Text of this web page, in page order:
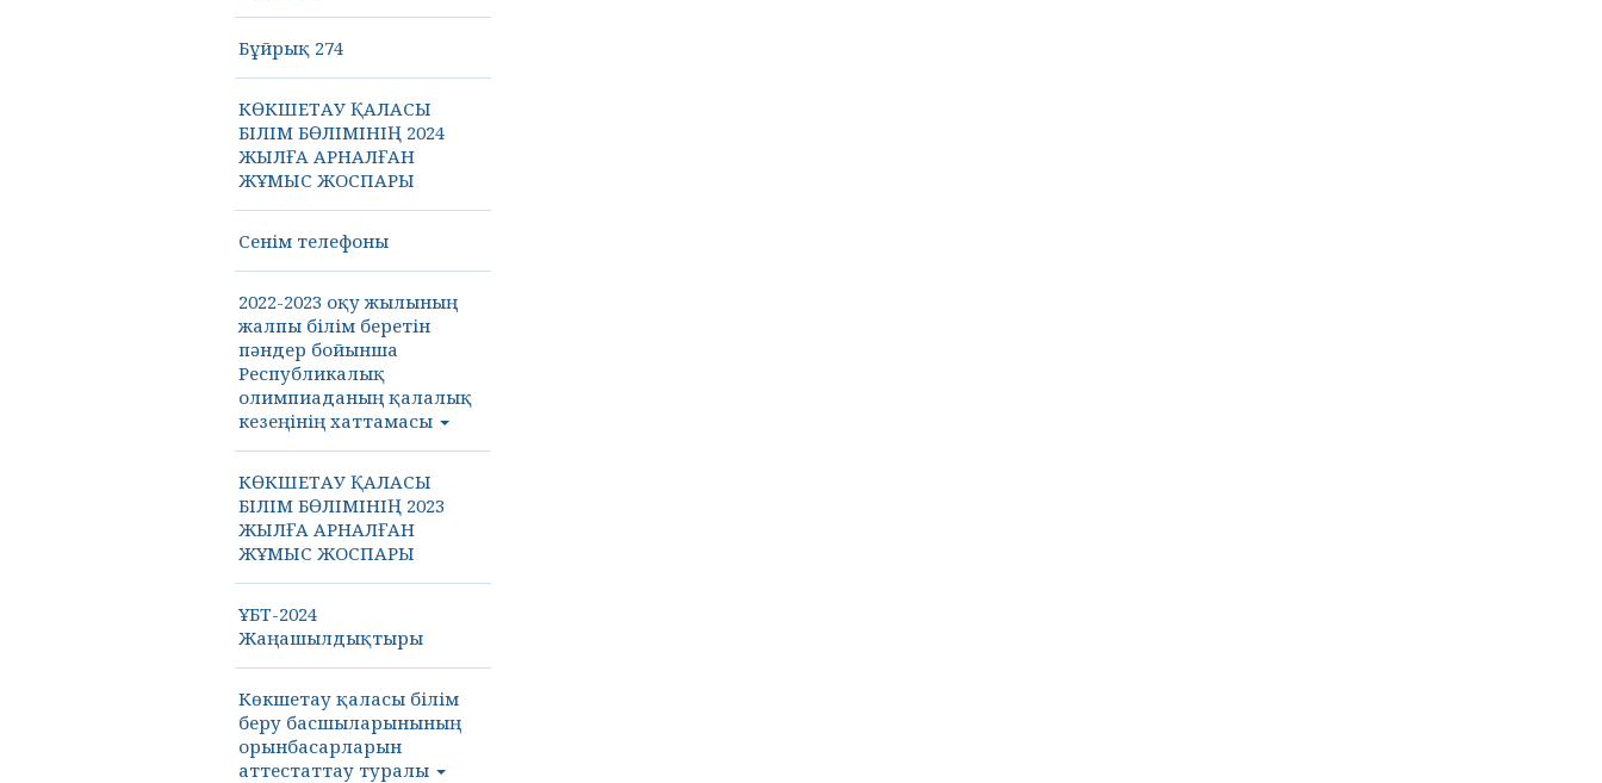
Бұйрық 274
КӨКШЕТАУ ҚАЛАСЫ
БІЛІМ БӨЛІМІНІҢ 2024
ЖЫЛҒА АРНАЛҒАН
ЖҰМЫС ЖОСПАРЫ
Сенім телефоны
2022-2023 оқу жылының
жалпы білім беретін
пәндер бойынша
Республикалық
олимпиаданың қалалық
кезеңінің хаттамасы
КӨКШЕТАУ ҚАЛАСЫ
БІЛІМ БӨЛІМІНІҢ 2023
ЖЫЛҒА АРНАЛҒАН
ЖҰМЫС ЖОСПАРЫ
ҰБТ-2024
Жаңашылдықтыры
Көкшетау қаласы білім
беру басшыларынының
орынбасарларын
аттестаттау туралы